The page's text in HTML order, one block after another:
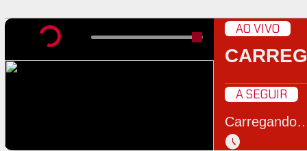
AO VIVO
A SEGUIR
schedule